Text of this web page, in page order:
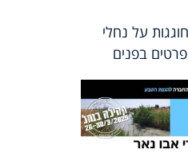
על נחלי
בפנים